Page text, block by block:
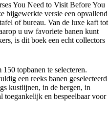
You Need to Visit Before You
bijgewerkte versie een opvallend
of bureau. Van de luxe kaft tot
u uw favoriete banen kunt
is dit boek een echt collectors
topbanen te selecteren.
een reeks banen geselecteerd
kustlijnen, in de bergen, in
toegankelijk en bespeelbaar voor